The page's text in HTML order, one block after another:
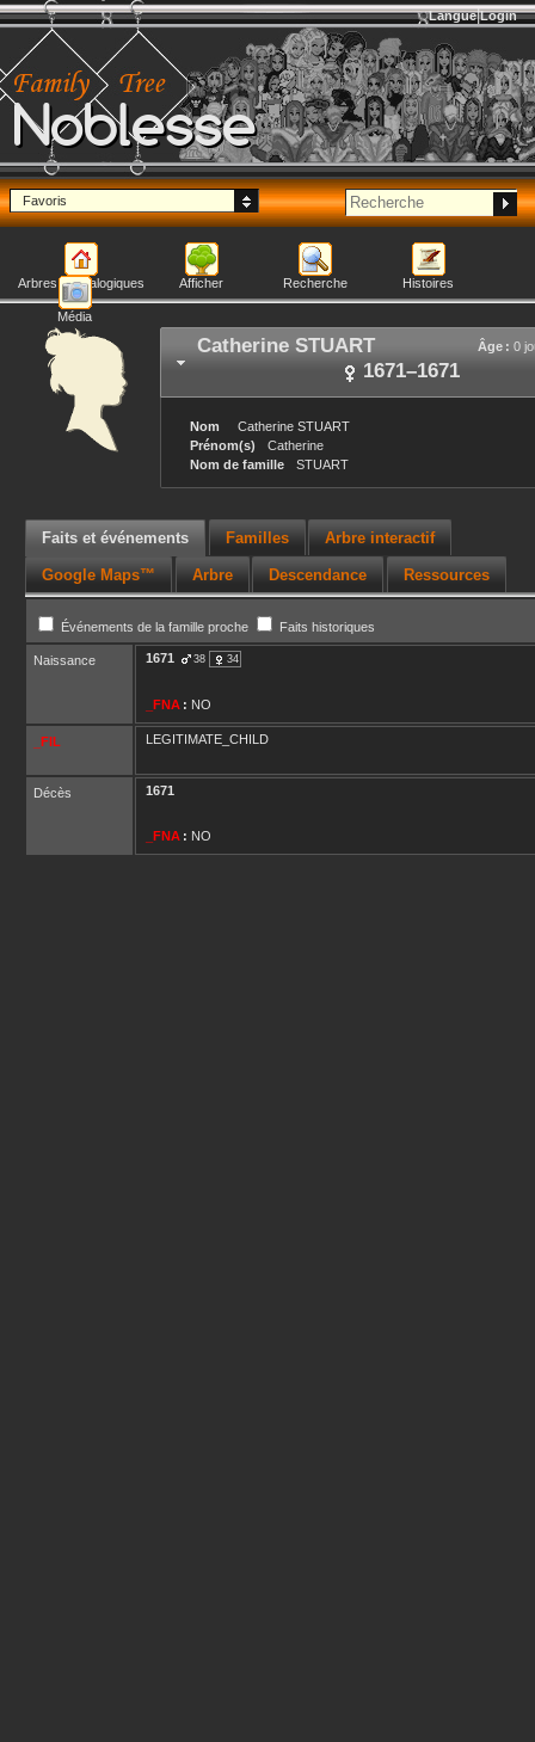
Noblesse
Langue Login
Favoris
Arbres généalogiques Afficher Recherche Histoires
Média
Catherine STUART Âge : 0
1671–1671
Nom Catherine STUART
Prénom(s)
Catherine
Nom de famille
STUART
Faits et événements Familles Arbre interactif
Google Maps™ Arbre Descendance Ressources
Événements de la famille proche Faits historiques
Naissance 1671 38 34
_FNA : NO
_FIL LEGITIMATE_CHILD
Décès 1671
_FNA : NO